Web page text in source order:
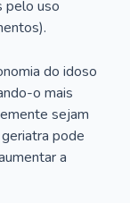
pelo uso
do idoso
o mais
sejam
pode
a